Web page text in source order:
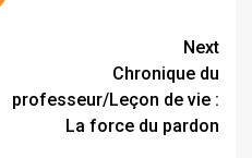
Next
Chronique du
professeur/Leçon de vie :
La force du pardon